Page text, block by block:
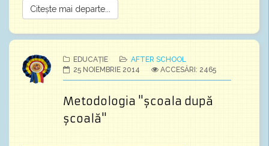
Citește mai departe...
EDUCAȚIE
AFTER SCHOOL
25 NOIEMBRIE 2014
ACCESĂRI: 2465
Metodologia "școala după
școală"